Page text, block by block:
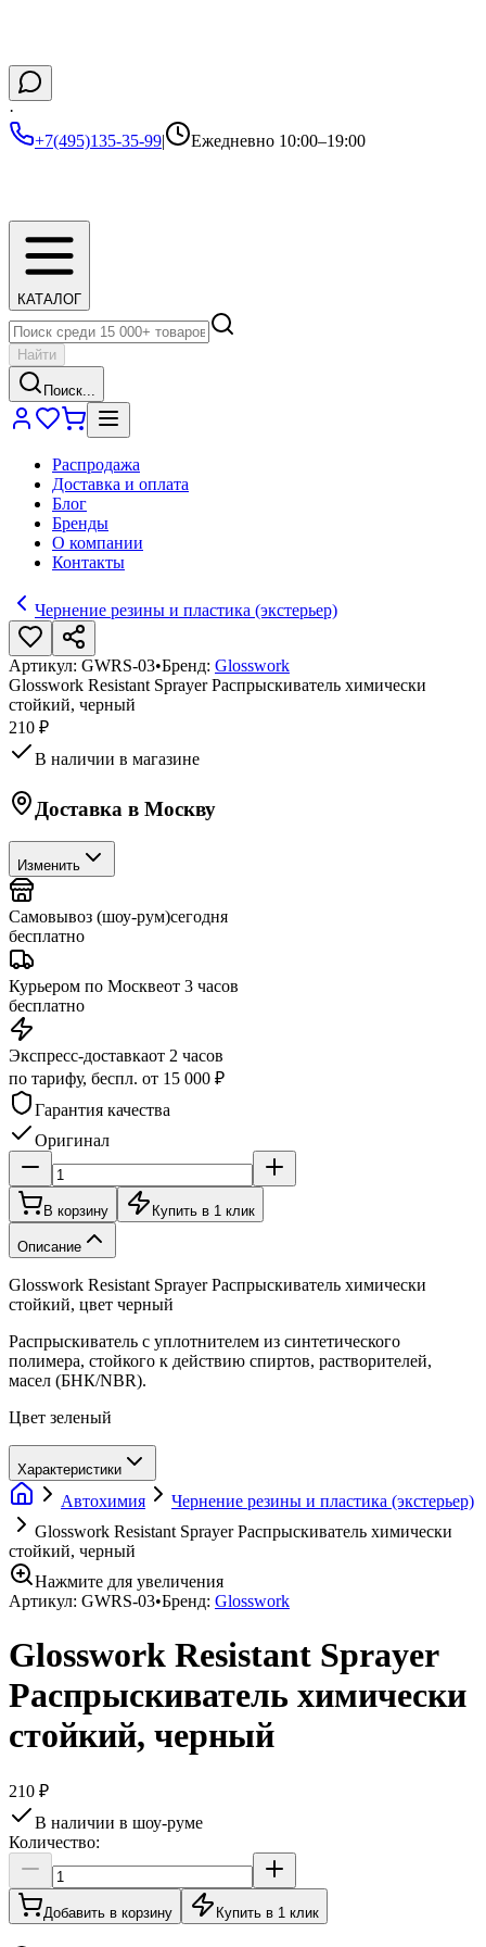
·
+7(495)135-35-99| Ежедневно 10:00–19:00
КАТАЛОГ
Найти
Поиск...
Распродажа
Доставка и оплата
Блог
Бренды
О компании
Контакты
Чернение резины и пластика (экстерьер)
Артикул: GWRS-03•Бренд: Glosswork
Glosswork Resistant Sprayer Распрыскиватель химически
стойкий, черный
210 ₽
В наличии в магазине
Доставка в Москву
Изменить
Самовывоз (шоу-рум)сегодня
бесплатно
Курьером по Москвеот 3 часов
бесплатно
Экспресс-доставкаот 2 часов
по тарифу, беспл. от 15 000 ₽
Гарантия качества
Оригинал
В корзину Купить в 1 клик
Описание
Glosswork Resistant Sprayer Распрыскиватель химически
стойкий, цвет черный
Распрыскиватель с уплотнителем из синтетического
полимера, стойкого к действию спиртов, растворителей,
масел (БНК/NBR).
Цвет зеленый
Характеристики
Автохимия
Чернение резины и пластика (экстерьер)
Glosswork Resistant Sprayer Распрыскиватель химически
стойкий, черный
Нажмите для увеличения
Артикул: GWRS-03•Бренд: Glosswork
Glosswork Resistant Sprayer
Распрыскиватель химически
стойкий, черный
210 ₽
В наличии в шоу-руме
Количество:
Добавить в корзину Купить в 1 клик